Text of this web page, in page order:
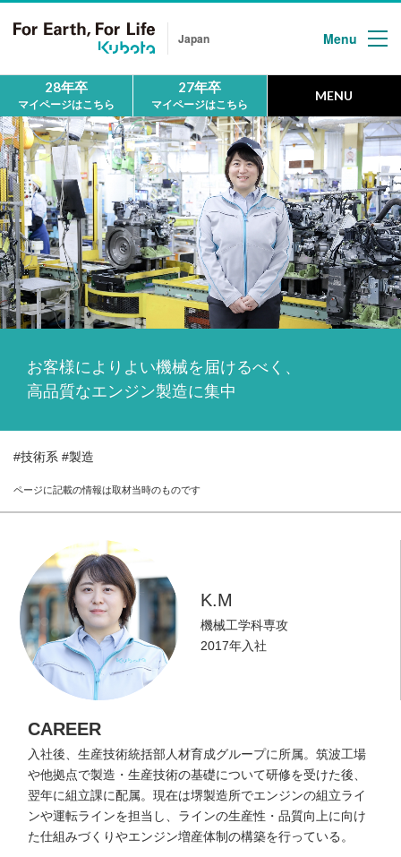
Japan Menu
28年卒
マイページはこちら
27年卒
マイページはこちら
MENU
HOME
ホーム
MESSAGE
メッセージ
First
クボタについて
People
地球の未来を拓く人
世界のクボタから
クボタの働き方
INTERNSHIP
インターンシップ情報
RECRUIT
採用情報
お客様によりよい機械を届けるべく、
高品質なエンジン製造に集中
#技術系 #製造
ページに記載の情報は取材当時のものです
K.M
機械工学科専攻
2017年入社
CAREER
入社後、生産技術統括部人材育成グループに所属。筑波工場
や他拠点で製造・生産技術の基礎について研修を受けた後、
翌年に組立課に配属。現在は堺製造所でエンジンの組立ライ
ンや運転ラインを担当し、ラインの生産性・品質向上に向け
た仕組みづくりやエンジン増産体制の構築を行っている。